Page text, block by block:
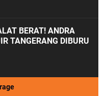
BERAT! ANDRA
TANGERANG DIBURU